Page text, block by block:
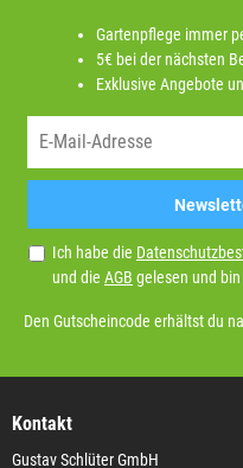
Gartenpflege immer
5€ bei der nächsten
Exklusive Angebote
Ich habe die
und die AGB gelesen und
Den Gutscheincode erhältst du
Kontakt
Gustav Schlüter GmbH